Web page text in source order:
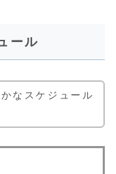
ール
なスケジュール